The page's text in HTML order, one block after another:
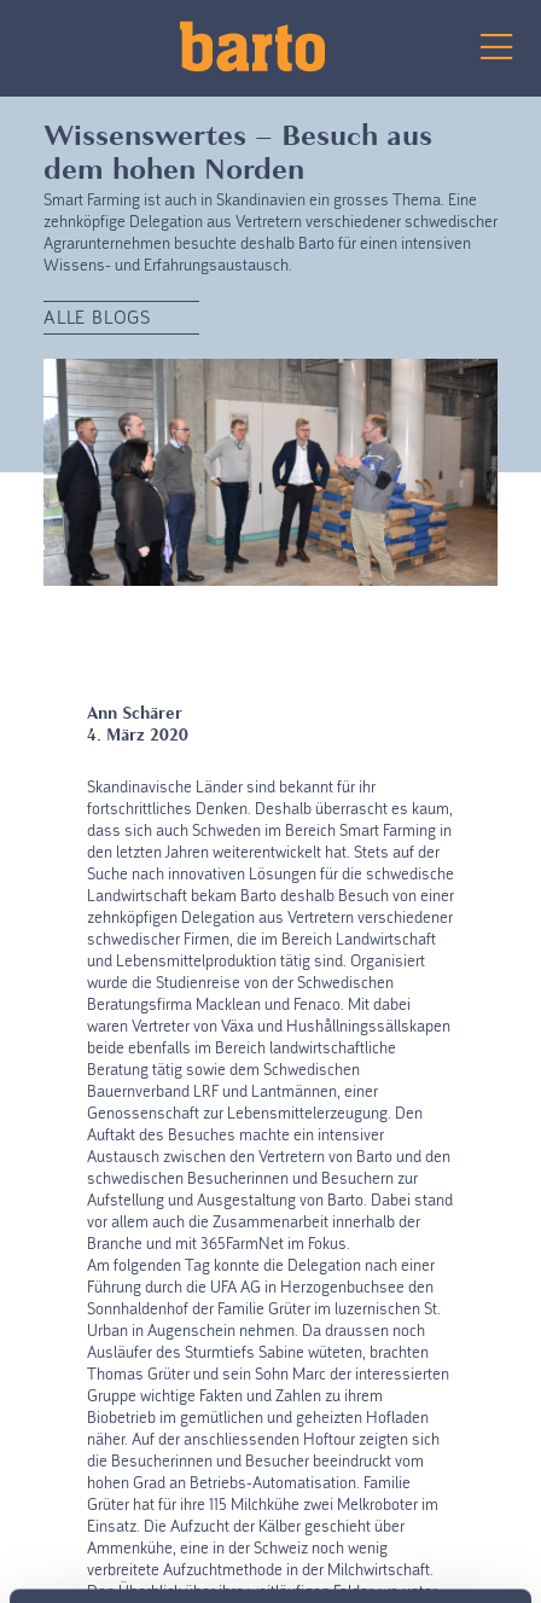
Wissenswertes – Besuch aus
dem hohen Norden
Smart Farming ist auch in Skandinavien ein grosses Thema. Eine
zehnköpfige Delegation aus Vertretern verschiedener schwedischer
Agrarunternehmen besuchte deshalb Barto für einen intensiven
Wissens- und Erfahrungsaustausch.
ALLE BLOGS
Ann Schärer
4. März 2020
Skandinavische Länder sind bekannt für ihr
fortschrittliches Denken. Deshalb überrascht es kaum,
dass sich auch Schweden im Bereich Smart Farming in
den letzten Jahren weiterentwickelt hat. Stets auf der
Suche nach innovativen Lösungen für die schwedische
Landwirtschaft bekam Barto deshalb Besuch von einer
zehnköpfigen Delegation aus Vertretern verschiedener
schwedischer Firmen, die im Bereich Landwirtschaft
und Lebensmittelproduktion tätig sind. Organisiert
wurde die Studienreise von der Schwedischen
Beratungsfirma Macklean und Fenaco. Mit dabei
waren Vertreter von Växa und Hushållningssällskapen
beide ebenfalls im Bereich landwirtschaftliche
Beratung tätig sowie dem Schwedischen
Bauernverband LRF und Lantmännen, einer
Genossenschaft zur Lebensmittelerzeugung. Den
Auftakt des Besuches machte ein intensiver
Austausch zwischen den Vertretern von Barto und den
schwedischen Besucherinnen und Besuchern zur
Aufstellung und Ausgestaltung von Barto. Dabei stand
vor allem auch die Zusammenarbeit innerhalb der
Branche und mit 365FarmNet im Fokus.
Am folgenden Tag konnte die Delegation nach einer
Führung durch die UFA AG in Herzogenbuchsee den
Sonnhaldenhof der Familie Grüter im luzernischen St.
Urban in Augenschein nehmen. Da draussen noch
Ausläufer des Sturmtiefs Sabine wüteten, brachten
Thomas Grüter und sein Sohn Marc der interessierten
Gruppe wichtige Fakten und Zahlen zu ihrem
Biobetrieb im gemütlichen und geheizten Hofladen
näher. Auf der anschliessenden Hoftour zeigten sich
die Besucherinnen und Besucher beeindruckt vom
hohen Grad an Betriebs-Automatisation. Familie
Grüter hat für ihre 115 Milchkühe zwei Melkroboter im
Einsatz. Die Aufzucht der Kälber geschieht über
Ammenkühe, eine in der Schweiz noch wenig
verbreitete Aufzuchtmethode in der Milchwirtschaft.
Den Überblick über ihre weitläufigen Felder, wo unter